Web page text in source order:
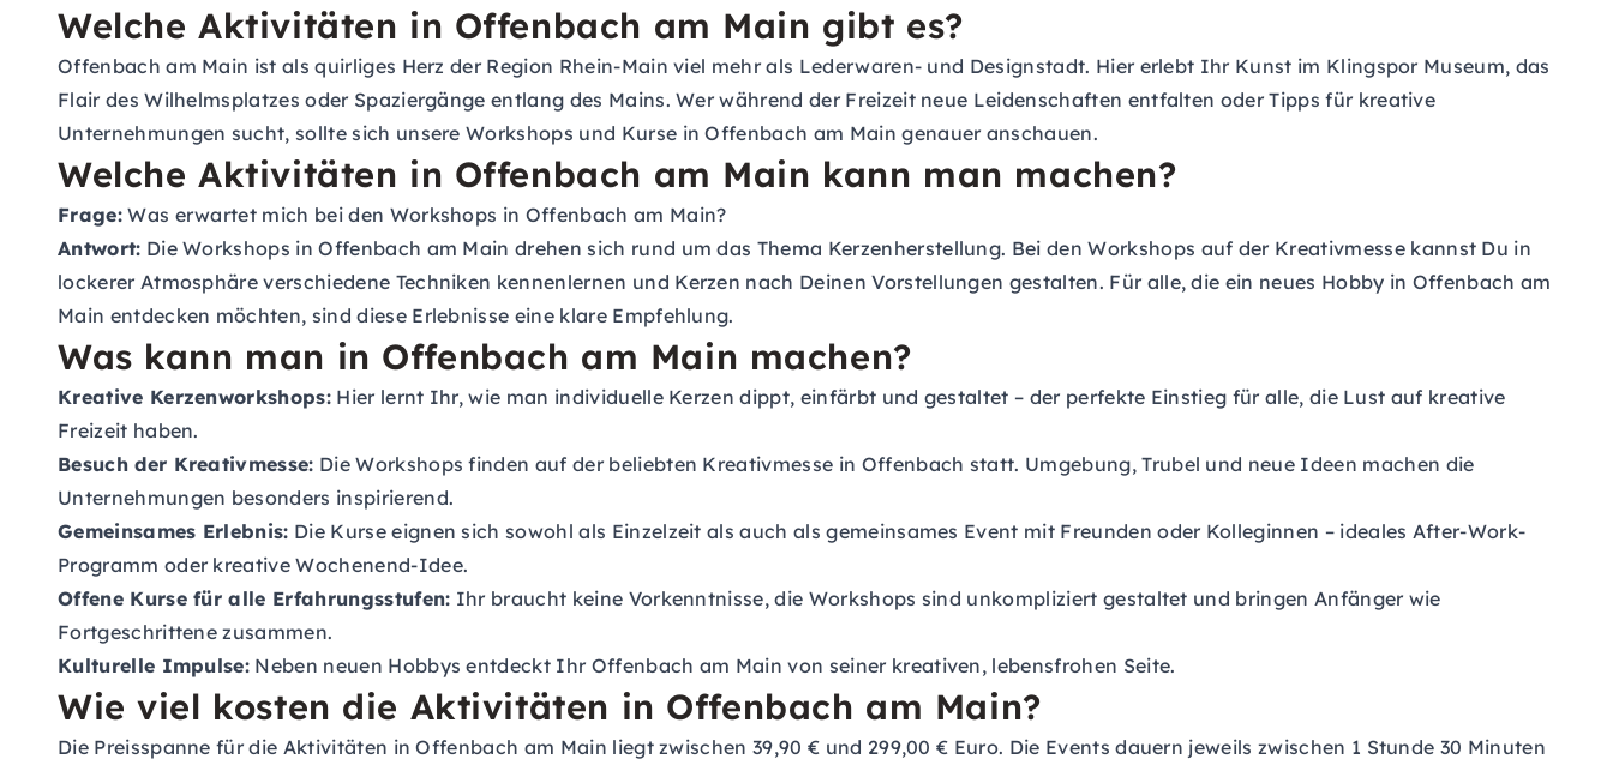
Welche Aktivitäten in Offenbach am Main gibt es?
Offenbach am Main ist als quirliges Herz der Region Rhein-Main viel mehr als Lederwaren- und Designstadt. Hier erlebt Ihr Kunst im Klingspor Museum, das
Flair des Wilhelmsplatzes oder Spaziergänge entlang des Mains. Wer während der Freizeit neue Leidenschaften entfalten oder Tipps für kreative
Unternehmungen sucht, sollte sich unsere Workshops und Kurse in Offenbach am Main genauer anschauen.
Welche Aktivitäten in Offenbach am Main kann man machen?
Frage:Was erwartet mich bei den Workshops in Offenbach am Main?
Antwort: Die Workshops in Offenbach am Main drehen sich rund um das Thema Kerzenherstellung. Bei den Workshops auf der Kreativmesse kannst Du in
lockerer Atmosphäre verschiedene Techniken kennenlernen und Kerzen nach Deinen Vorstellungen gestalten. Für alle, die ein neues Hobby in Offenbach am
Main entdecken möchten, sind diese Erlebnisse eine klare Empfehlung.
Was kann man in Offenbach am Main machen?
Kreative Kerzenworkshops: Hier lernt Ihr, wie man individuelle Kerzen dippt, einfärbt und gestaltet – der perfekte Einstieg für alle, die Lust auf kreative
Freizeit haben.
Besuch der Kreativmesse: Die Workshops finden auf der beliebten Kreativmesse in Offenbach statt. Umgebung, Trubel und neue Ideen machen die
Unternehmungen besonders inspirierend.
Gemeinsames Erlebnis: Die Kurse eignen sich sowohl als Einzelzeit als auch als gemeinsames Event mit Freunden oder Kolleginnen – ideales After-Work-
Programm oder kreative Wochenend-Idee.
Offene Kurse für alle Erfahrungsstufen: Ihr braucht keine Vorkenntnisse, die Workshops sind unkompliziert gestaltet und bringen Anfänger wie
Fortgeschrittene zusammen.
Kulturelle Impulse: Neben neuen Hobbys entdeckt Ihr Offenbach am Main von seiner kreativen, lebensfrohen Seite.
Wie viel kosten die Aktivitäten in Offenbach am Main?
Die Preisspanne für die Aktivitäten in Offenbach am Main liegt zwischen 39,90 € und 299,00 € Euro. Die Events dauern jeweils zwischen 1 Stunde 30 Minuten